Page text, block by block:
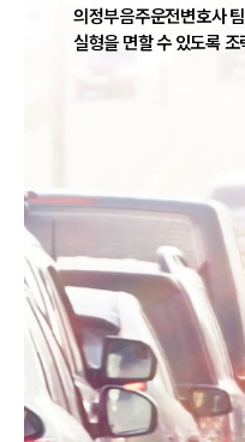
의정부음주운전변호사
실형을 면할 수 있도록